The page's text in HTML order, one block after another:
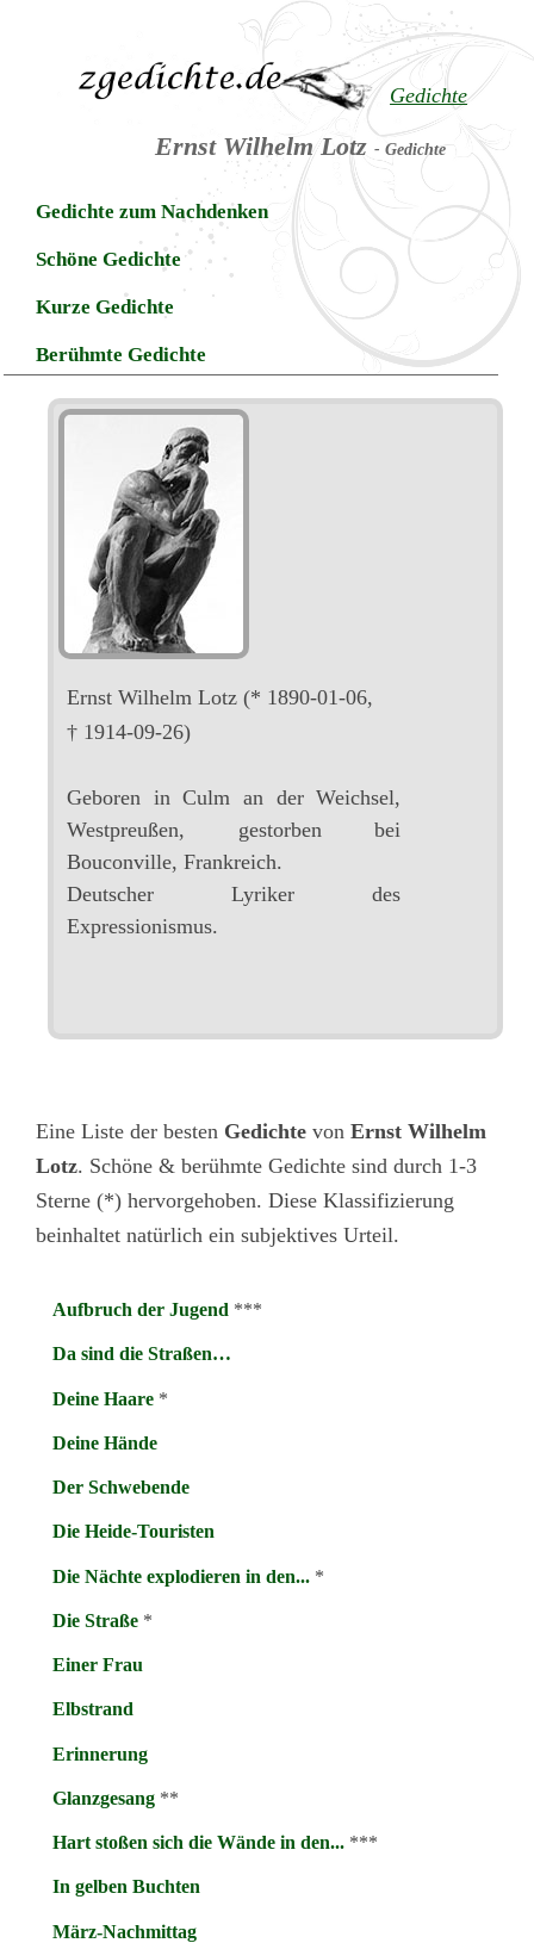
Gedichte
Ernst Wilhelm Lotz- Gedichte
Gedichte zum Nachdenken
Schöne Gedichte
Kurze Gedichte
Berühmte Gedichte
Ernst Wilhelm Lotz (* 1890-01-06,
† 1914-09-26)
Geboren in Culm an der Weichsel,
Westpreußen, gestorben bei
Bouconville, Frankreich.
Deutscher Lyriker des
Expressionismus.
Eine Liste der besten Gedichte vonErnst Wilhelm
Lotz. Schöne & berühmte Gedichte sind durch 1-3
Sterne (*) hervorgehoben. Diese Klassifizierung
beinhaltet natürlich ein subjektives Urteil.
Aufbruch der Jugend ***
Da sind die Straßen…
Deine Haare*
Deine Hände
Der Schwebende
Die Heide-Touristen
Die Nächte explodieren in den...*
Die Straße*
Einer Frau
Elbstrand
Erinnerung
Glanzgesang**
Hart stoßen sich die Wände in den...***
In gelben Buchten
März-Nachmittag